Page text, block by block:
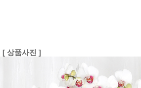
[ 상품사진 ]